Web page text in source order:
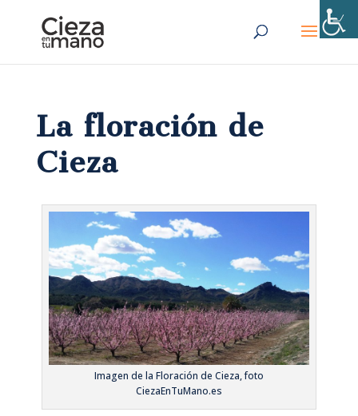
La floración de
Cieza
Imagen de la Floración de Cieza, foto
CiezaEnTuMano.es